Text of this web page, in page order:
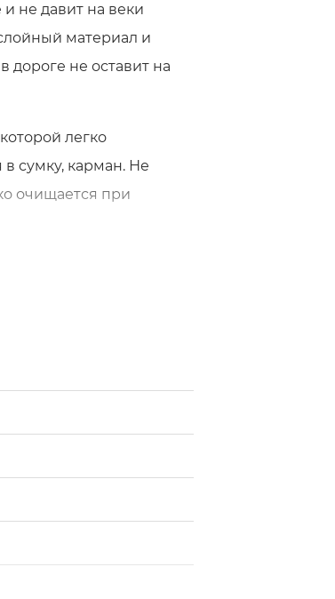
не давит на веки
материал и
дороге не оставит на
легко
сумку, карман. Не
очищается при